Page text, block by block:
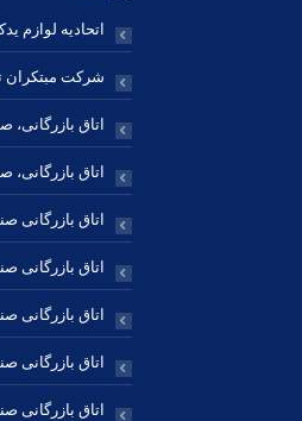
اتحادیه لوازم
شرکت مبتکران
اتاق بازرگانی،
اتاق بازرگانی،
اتاق بازرگانی
اتاق بازرگانی
اتاق بازرگانی
اتاق بازرگانی
اتاق بازرگانی